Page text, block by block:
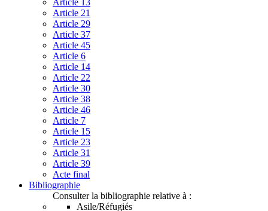
Article 13
Article 21
Article 29
Article 37
Article 45
Article 6
Article 14
Article 22
Article 30
Article 38
Article 46
Article 7
Article 15
Article 23
Article 31
Article 39
Acte final
Bibliographie
Consulter la bibliographie relative à :
Asile/Réfugiés